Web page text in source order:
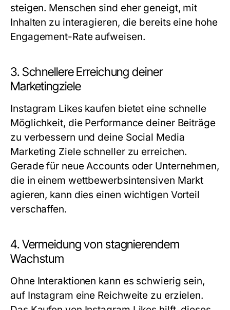
steigen. Menschen sind eher geneigt, mit
Inhalten zu interagieren, die bereits eine hohe
Engagement-Rate aufweisen.
3. Schnellere Erreichung deiner
Marketingziele
Instagram Likes kaufen bietet eine schnelle
Möglichkeit, die Performance deiner Beiträge
zu verbessern und deine Social Media
Marketing Ziele schneller zu erreichen.
Gerade für neue Accounts oder Unternehmen,
die in einem wettbewerbsintensiven Markt
agieren, kann dies einen wichtigen Vorteil
verschaffen.
4. Vermeidung von stagnierendem
Wachstum
Ohne Interaktionen kann es schwierig sein,
auf Instagram eine Reichweite zu erzielen.